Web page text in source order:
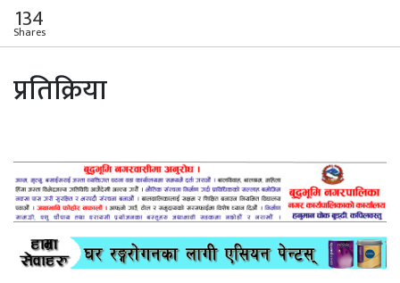
134
Shares
प्रतिक्रिया